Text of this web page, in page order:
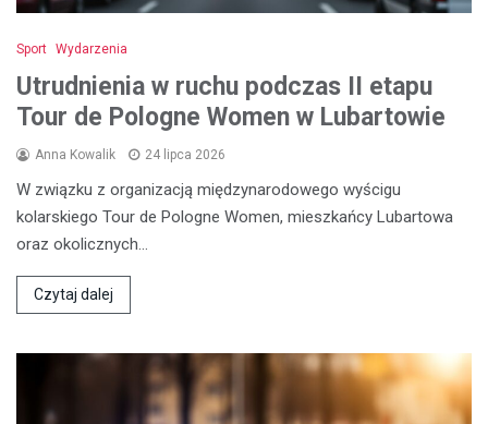
Sport Wydarzenia
Utrudnienia w ruchu podczas II etapu
Tour de Pologne Women w Lubartowie
Anna Kowalik 24 lipca 2026
W związku z organizacją międzynarodowego wyścigu
kolarskiego Tour de Pologne Women, mieszkańcy Lubartowa
oraz okolicznych…
Czytaj dalej